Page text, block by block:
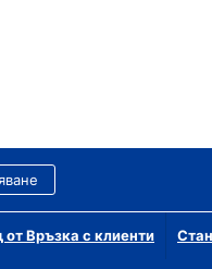
Връзка с клиенти